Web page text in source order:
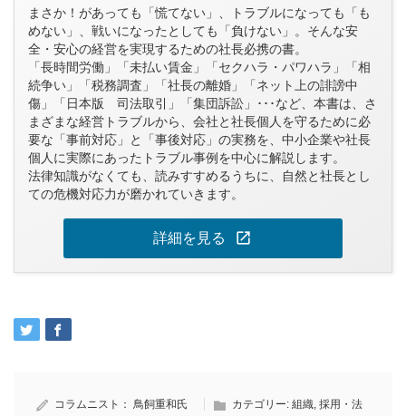
まさか！があっても「慌てない」、トラブルになっても「も
めない」、戦いになったとしても「負けない」。そんな安
全・安心の経営を実現するための社長必携の書。
「長時間労働」「未払い賃金」「セクハラ・パワハラ」「相
続争い」「税務調査」「社長の離婚」「ネット上の誹謗中
傷」「日本版 司法取引」「集団訴訟」･･･など、本書は、さ
まざまな経営トラブルから、会社と社長個人を守るために必
要な「事前対応」と「事後対応」の実務を、中小企業や社長
個人に実際にあったトラブル事例を中心に解説します。
法律知識がなくても、読みすすめるうちに、自然と社長とし
ての危機対応力が磨かれていきます。
詳細を見る open_in_new
コラムニスト： 鳥飼重和氏 カテゴリー: 組織, 採用・法